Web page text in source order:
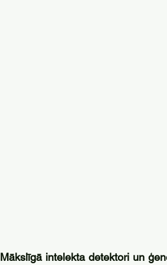
Mākslīgā intelekta detektori un